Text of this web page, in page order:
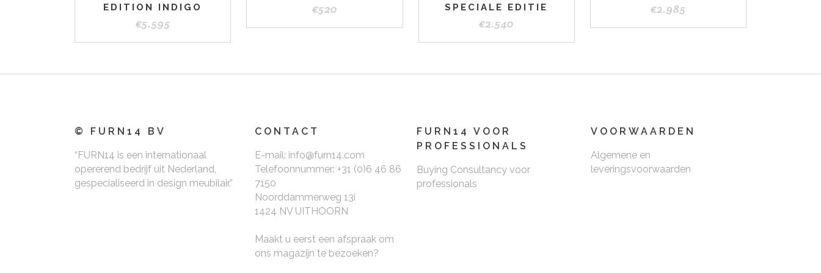
EDITION INDIGO
€5.595
€520
SPECIALE EDITIE
€2.540
€2.985
© FURN14 BV
“FURN14 is een internationaal
opererend bedrijf uit Nederland,
gespecialiseerd in design meubilair.”
CONTACT
E-mail: info@furn14.com
Telefoonnummer: +31 (0)6 46 86
7150
Noorddammerweg 13i
1424 NV UITHOORN
Maakt u eerst een afspraak om
ons magazijn te bezoeken?
FURN14 VOOR
PROFESSIONALS
Buying Consultancy voor
professionals
VOORWAARDEN
Algemene en
leveringsvoorwaarden